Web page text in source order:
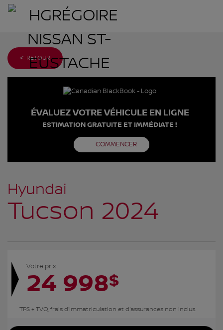
< RETOUR
ÉVALUEZ VOTRE VÉHICULE EN LIGNE
ESTIMATION GRATUITE ET IMMÉDIATE !
COMMENCER
Hyundai
Tucson 2024
Votre prix
24 998$
TPS + TVQ, frais d'immatriculation et d'assurances non inclus.